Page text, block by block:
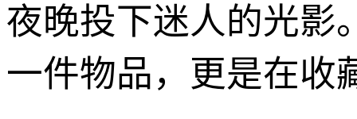
夜晚投下迷人的光影
一件物品，更是在收